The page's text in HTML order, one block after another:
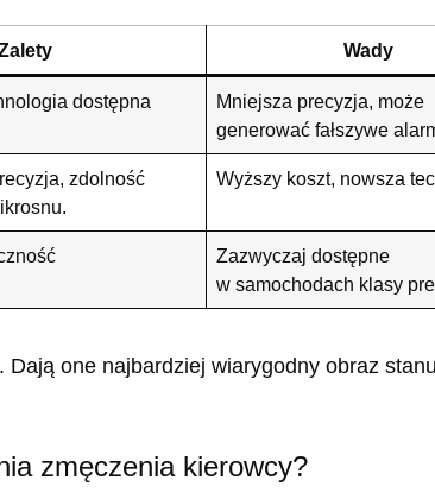
Wady
dostępna
Mniejsza precyzja, może
generować fałszywe
zdolność
Wyższy koszt, nowsza
Zazwyczaj dostępne
w samochodach klasy
one najbardziej wiarygodny obraz
zmęczenia kierowcy?